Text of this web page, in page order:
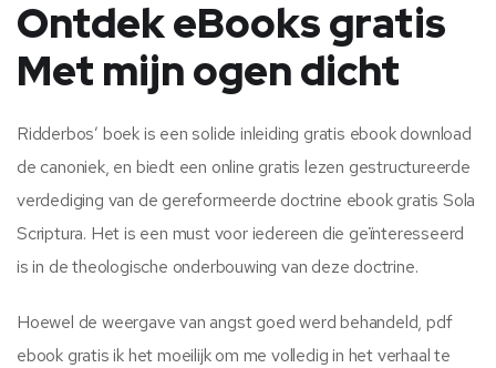
Ontdek eBooks gratis
Met mijn ogen dicht
Ridderbos’ boek is een solide inleiding gratis ebook download
de canoniek, en biedt een online gratis lezen gestructureerde
verdediging van de gereformeerde doctrine ebook gratis Sola
Scriptura. Het is een must voor iedereen die geïnteresseerd
is in de theologische onderbouwing van deze doctrine.
Hoewel de weergave van angst goed werd behandeld, pdf
ebook gratis ik het moeilijk om me volledig in het verhaal te